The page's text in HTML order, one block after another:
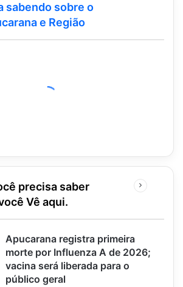
sabendo sobre o
e Região
precisa saber
Vê aqui.
Apucarana registra primeira
morte por Influenza A de 2026;
vacina será liberada para o
público geral